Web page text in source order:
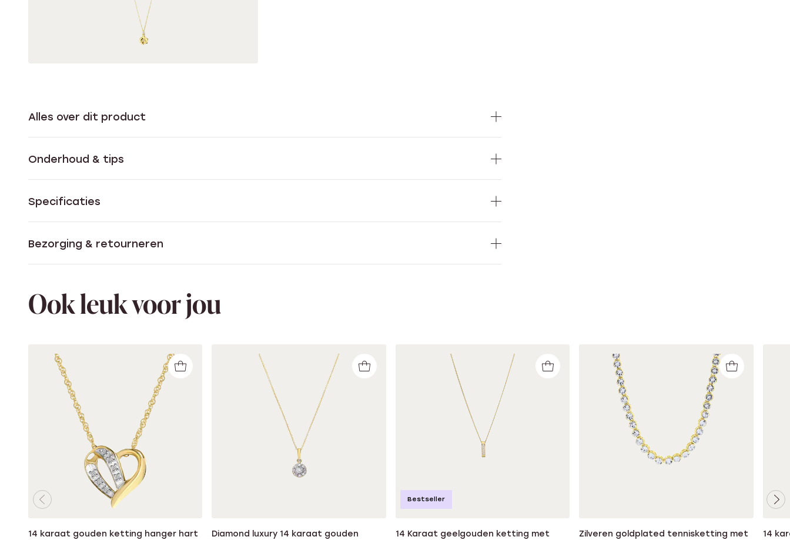
Alles over dit product
Onderhoud & tips
Specificaties
Bezorging & retourneren
Ook leuk voor jou
14 karaat gouden ketting hanger hart
Diamond luxury 14 karaat gouden
14 Karaat geelgouden ketting met
Bestseller
Zilveren goldplated tennisketting met
14